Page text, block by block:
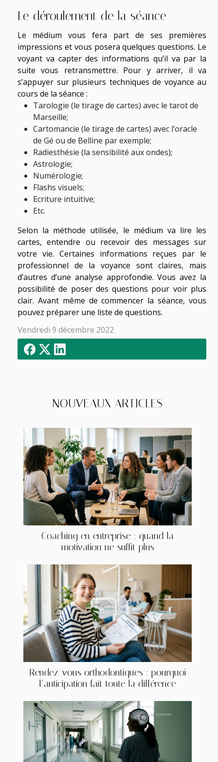
NOUVEAUX ARTICLES
Coaching en entreprise : quand la
motivation ne suffit plus
Rendez-vous orthodontiques : pourquoi
l’anticipation fait toute la différence
Le déroulement de la séance
Le médium vous fera part de ses premières
impressions et vous posera quelques questions. Le
voyant va capter des informations qu’il va par la
suite vous retransmettre. Pour y arriver, il va
s’appuyer sur plusieurs techniques de voyance au
cours de la séance :
Tarologie (le tirage de cartes) avec le tarot de
Marseille;
Cartomancie (le tirage de cartes) avec l’oracle
de Gé ou de Belline par exemple;
Radiesthésie (la sensibilité aux ondes);
Astrologie;
Numérologie;
Flashs visuels;
Ecriture intuitive;
Etc.
Selon la méthode utilisée, le médium va lire les
cartes, entendre ou recevoir des messages sur
votre vie. Certaines informations reçues par le
professionnel de la voyance sont claires, mais
d’autres d’une analyse approfondie. Vous avez la
possibilité de poser des questions pour voir plus
clair. Avant même de commencer la séance, vous
pouvez préparer une liste de questions.
Vendredi 9 décembre 2022